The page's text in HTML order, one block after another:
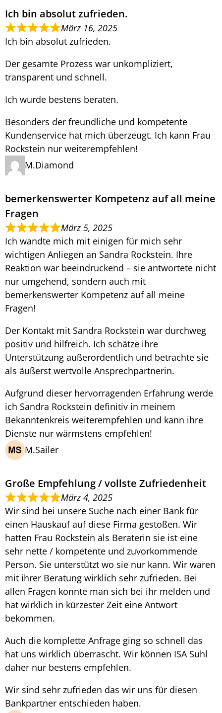
Ich bin absolut zufrieden.
März 16, 2025
Ich bin absolut zufrieden.
Der gesamte Prozess war unkompliziert,
transparent und schnell.
Ich wurde bestens beraten.
Besonders der freundliche und kompetente
Kundenservice hat mich überzeugt. Ich kann Frau
Rockstein nur weiterempfehlen!
M.Diamond
bemerkenswerter Kompetenz auf all meine
Fragen
März 5, 2025
Ich wandte mich mit einigen für mich sehr
wichtigen Anliegen an Sandra Rockstein. Ihre
Reaktion war beeindruckend – sie antwortete nicht
nur umgehend, sondern auch mit
bemerkenswerter Kompetenz auf all meine
Fragen!
Der Kontakt mit Sandra Rockstein war durchweg
positiv und hilfreich. Ich schätze ihre
Unterstützung außerordentlich und betrachte sie
als äußerst wertvolle Ansprechpartnerin.
Aufgrund dieser hervorragenden Erfahrung werde
ich Sandra Rockstein definitiv in meinem
Bekanntenkreis weiterempfehlen und kann ihre
Dienste nur wärmstens empfehlen!
M.Sailer
Große Empfehlung / vollste Zufriedenheit
März 4, 2025
Wir sind bei unsere Suche nach einer Bank für
einen Hauskauf auf diese Firma gestoßen. Wir
hatten Frau Rockstein als Beraterin sie ist eine
sehr nette / kompetente und zuvorkommende
Person. Sie unterstützt wo sie nur kann. Wir waren
mit ihrer Beratung wirklich sehr zufrieden. Bei
allen Fragen konnte man sich bei ihr melden und
hat wirklich in kürzester Zeit eine Antwort
bekommen.
Auch die komplette Anfrage ging so schnell das
hat uns wirklich überrascht. Wir können ISA Suhl
daher nur bestens empfehlen.
Wir sind sehr zufrieden das wir uns für diesen
Bankpartner entschieden haben.